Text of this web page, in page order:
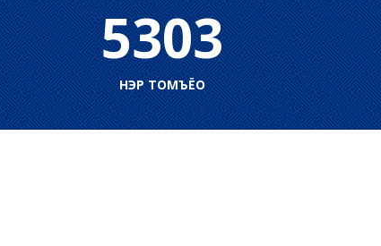
5303
НЭР ТОМЪЁО